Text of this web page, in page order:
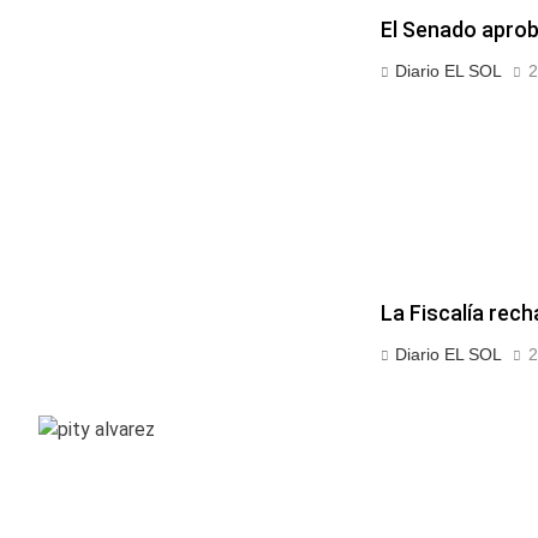
El Senado
Diario EL SOL
La Fiscalía
Diario EL SOL